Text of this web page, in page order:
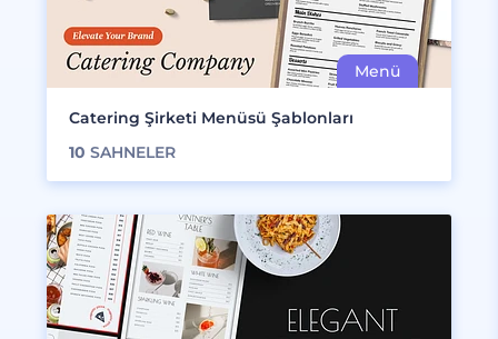
Catering Şirketi Menüsü Şablonları
10 SAHNELER